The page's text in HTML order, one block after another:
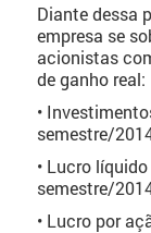
Diante dessa
empresa se
acionistas
de ganho real:
•
semestre/
• Lucro
semestre/
• Lucro por